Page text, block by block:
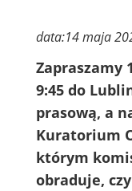
data:14 maja
Zapraszamy
9:45 do
prasową, a
Kuratorium
którym
obraduje,